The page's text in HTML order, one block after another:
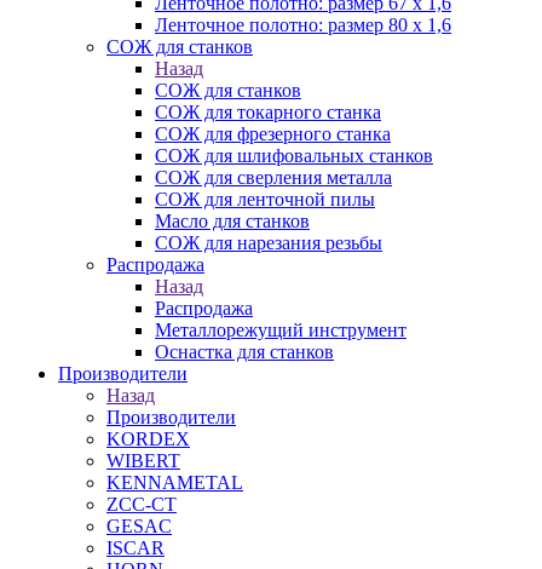
Ленточное полотно: размер 80 х 1,6
СОЖ для станков
Назад
СОЖ для станков
СОЖ для токарного станка
СОЖ для фрезерного станка
СОЖ для шлифовальных станков
СОЖ для сверления металла
СОЖ для ленточной пилы
Масло для станков
СОЖ для нарезания резьбы
Распродажа
Назад
Распродажа
Металлорежущий инструмент
Оснастка для станков
Производители
Назад
Производители
KORDEX
WIBERT
KENNAMETAL
ZCC-CT
GESAC
ISCAR